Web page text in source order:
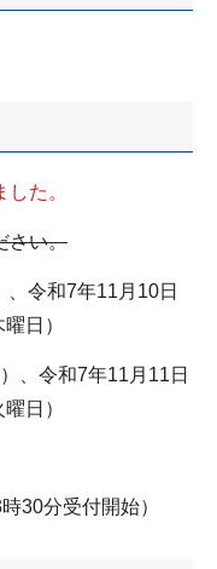
た。
さい。
令和7年11月10日
日）
、令和7年11月11日
日）
30分受付開始）